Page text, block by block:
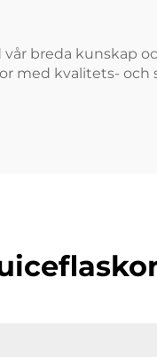
breda kunskap
med kvalitets-